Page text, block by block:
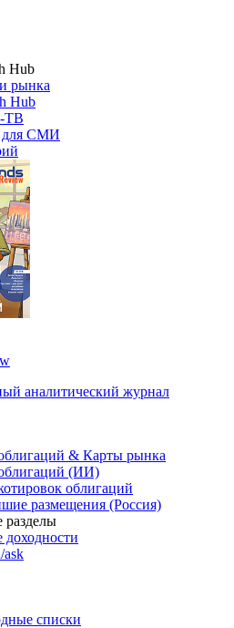
Hub
рынка
Hub
ТВ
для СМИ
аналитический журнал
& Карты рынка
(ИИ)
облигаций
размещения (Россия)